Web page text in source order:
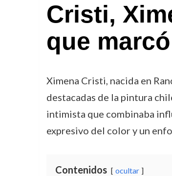
Cristi,
que
Ximena Cristi, nacida en
destacadas de la pintura
intimista que combinaba
expresivo del color y un
Contenidos ocultar